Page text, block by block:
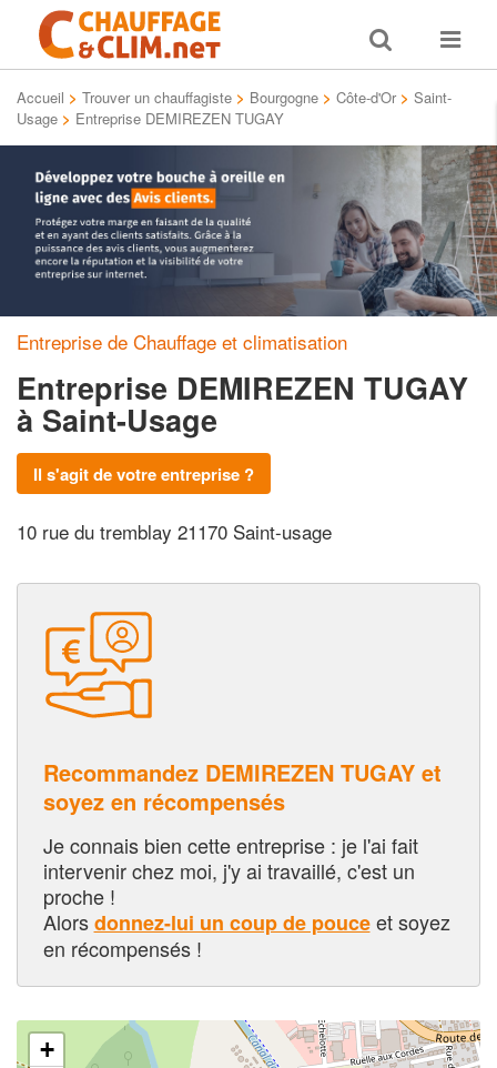
Toggle
search
Toggle
Accueil > Trouver un chauffagiste > Bourgogne > Côte-d'Or > Saint-
Usage > Entreprise DEMIREZEN TUGAY
Entreprise de Chauffage et climatisation
Entreprise DEMIREZEN TUGAY
à Saint-Usage
Il s'agit de votre entreprise ?
10 rue du tremblay 21170 Saint-usage
Recommandez DEMIREZEN TUGAY et
soyez en récompensés
Je connais bien cette entreprise : je l'ai fait
intervenir chez moi, j'y ai travaillé, c'est un
proche !
Alorsdonnez-lui un coup de pouceet soyez
en récompensés !
+